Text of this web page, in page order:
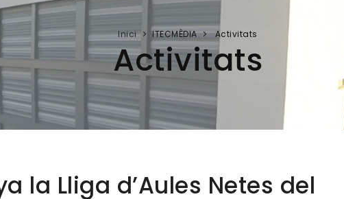
Inici ITECMÈDIA Activitats
Activitats
la Lliga d’Aules Netes del